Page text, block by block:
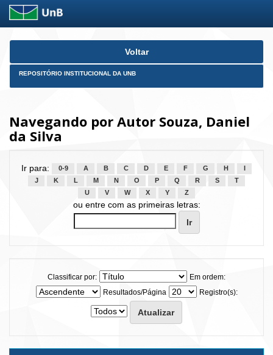
Skip
Voltar
REPOSITÓRIO INSTITUCIONAL DA UNB
Navegando por Autor Souza, Daniel
da Silva
Ir para: 0-9 A B C D E F G H
J
K L M N O P Q R S
T
U
V W X Y Z
ou entre com as primeiras letras:
Classificar por:
Em ordem:
Resultados/Página
Registro(s):